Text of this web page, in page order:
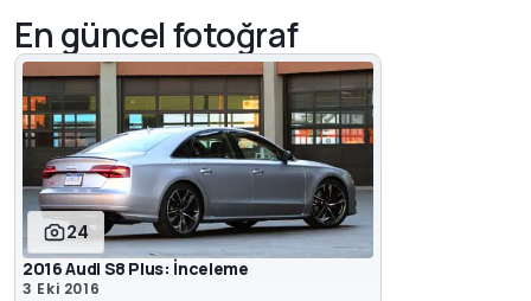
En güncel fotoğraf
24
2016 Audi S8 Plus: İnceleme
3 Eki 2016